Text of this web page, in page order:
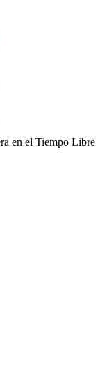
en el Tiempo Libre